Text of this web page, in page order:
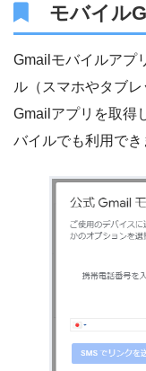
モバイル
Gmailモバイルアプ
ル（スマホやタブ
Gmailアプリを取得
バイルでも利用でき